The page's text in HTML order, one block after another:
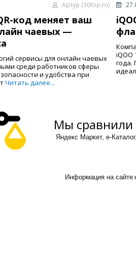
Артур (30top.ru)
код меняет ваш
чаевых —
сервисы для онлайн чаевых
среди работников сферы
и удобства при
Читать далее...
iQOO
года.
Мы сравнили
Яндекс Маркет, е-
Информация на сайте